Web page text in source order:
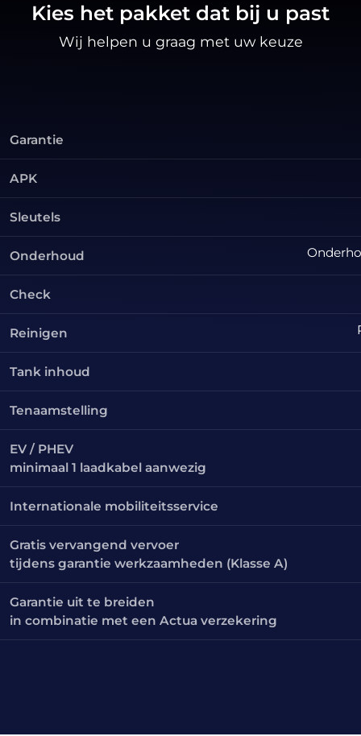
Kies het pakket dat bij u past
Wij helpen u graag met uw keuze
Garantie
APK
Sleutels
Onderhoud
Check
Reinigen
Tank inhoud
Tenaamstelling
EV / PHEV
minimaal 1 laadkabel aanwezig
Internationale mobiliteitsservice
Gratis vervangend vervoer
tijdens garantie werkzaamheden (Klasse A)
Garantie uit te breiden
in combinatie met een Actua verzekering